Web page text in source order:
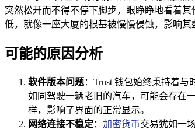
突然松开而不得不停下脚步，眼睁睁地看着
低，就像一座大厦的根基被慢慢侵蚀，影响其
可能的原因分析
软件版本问题：Trust 钱包始终秉持着
如同驾驶一辆老旧的汽车，可能会存在
样，影响了界面的正常显示。
网络连接不稳定： 加密货币交易犹如一